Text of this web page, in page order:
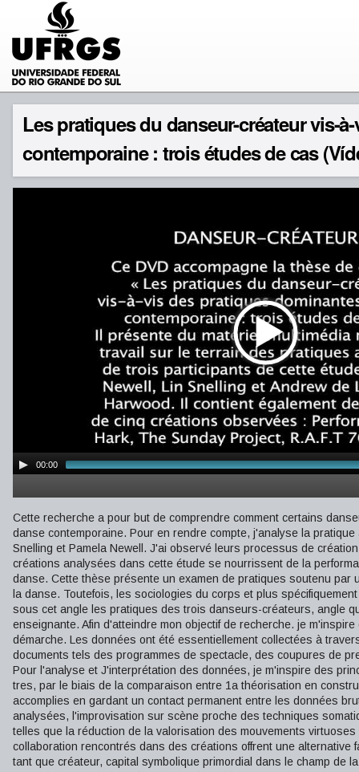
Les pratiques du danseur-créateur vis-
contemporaine : trois études de cas
00:00
Cette recherche a pour but de comprendre comment certains
danse contemporaine. Pour en rendre compte, j'analyse la
Snelling et Pamela Newell. J'ai observé leurs processus de
créations analysées dans cette étude se nourrissent de la
danse. Cette thèse présente un examen de pratiques soutenu
la danse. Toutefois, les sociologies du corps et plus
sous cet angle les pratiques des trois danseurs-créateurs, angle
enseignante. Afin d'atteindre mon objectif de recherche. je
démarche. Les données ont été essentiellement collectées à
documents tels des programmes de spectacle, des coupures de
Pour l'analyse et J'interprétation des données, je m'inspire des
tres, par le biais de la comparaison entre 1a théorisation en
accomplies en gardant un contact permanent entre les données
analysées, l'improvisation sur scène proche des techniques
telles que la réduction de la valorisation des mouvements
collaboration rencontrés dans des créations offrent une
tant que créateur, capital symbolique primordial dans le champ de